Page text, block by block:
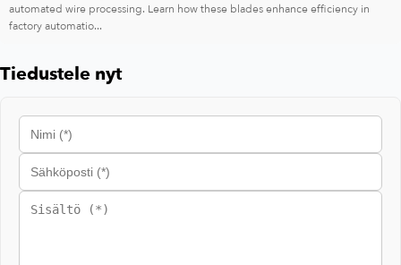
automated wire processing. Learn how these blades enhance efficiency in
factory automatio...
Tiedustele nyt